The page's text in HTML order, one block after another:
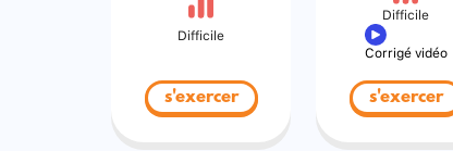
Difficile
s'exercer
Difficile
Corrigé vidéo
s'exercer